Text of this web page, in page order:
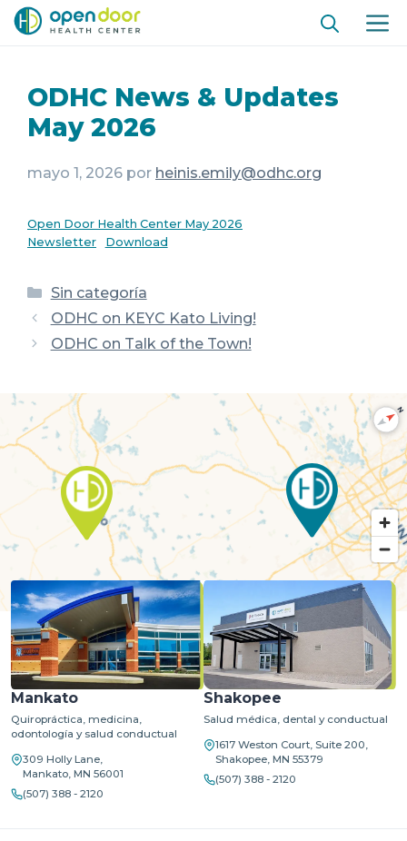
ODHC News & Updates
May 2026
mayo 1, 2026 por heinis.emily@odhc.org
Open Door Health Center May 2026
Newsletter
Download
Categorías
Sin categoría
ODHC on KEYC Kato Living!
ODHC on Talk of the Town!
MapLibre OpenStreetMap©CARTO
N
Mankato
Quiropráctica, medicina,
odontología y salud conductual
309 Holly Lane,
Mankato, MN 56001
(507) 388 - 2120
Shakopee
Salud médica, dental y conductual
1617 Weston Court, Suite 200,
Shakopee, MN 55379
(507) 388 - 2120